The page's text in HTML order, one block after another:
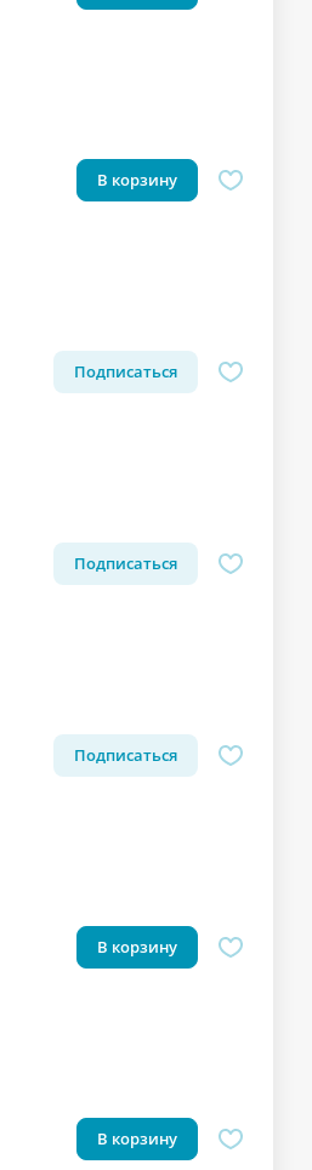
В корзину
Подписаться
Подписаться
Подписаться
В корзину
В корзину